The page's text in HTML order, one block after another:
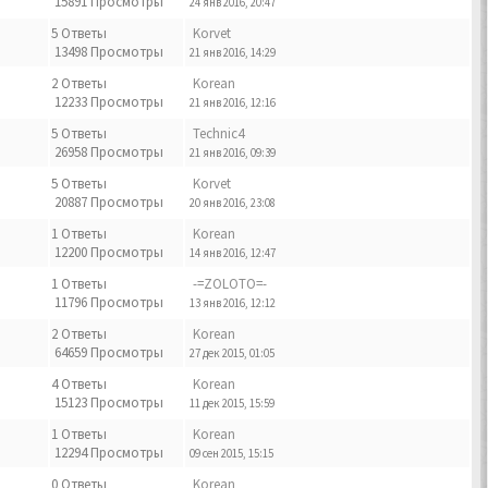
5 Ответы
13498 Просмотры
Korvet
21 янв 2016, 14:29
2 Ответы
12233 Просмотры
Korean
21 янв 2016, 12:16
5 Ответы
26958 Просмотры
Technic4
21 янв 2016, 09:39
5 Ответы
20887 Просмотры
Korvet
20 янв 2016, 23:08
1 Ответы
12200 Просмотры
Korean
14 янв 2016, 12:47
1 Ответы
11796 Просмотры
-=ZOLOTO=-
13 янв 2016, 12:12
2 Ответы
64659 Просмотры
Korean
27 дек 2015, 01:05
4 Ответы
15123 Просмотры
Korean
11 дек 2015, 15:59
1 Ответы
12294 Просмотры
Korean
09 сен 2015, 15:15
0 Ответы Korean